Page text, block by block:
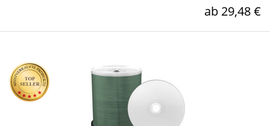
ab 29,48 €